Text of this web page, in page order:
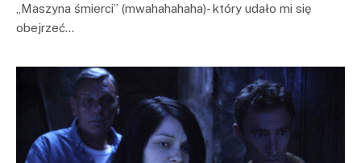
„Maszyna śmierci” (mwahahahaha)- który udało mi się
obejrzeć…